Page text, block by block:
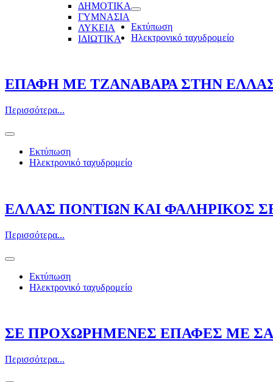
ΔΗΜΟΤΙΚΑ
ΓΥΜΝΑΣΙΑ
ΛΥΚΕΙΑ
ΙΔΙΩΤΙΚΑ
Εκτύπωση
Ηλεκτρονικό ταχυδρομείο
ΕΠΑΦΗ ΜΕ ΤΖΑΝΑΒΑΡΑ ΣΤΗΝ
Περισσότερα...
Εκτύπωση
Ηλεκτρονικό ταχυδρομείο
ΕΛΛΑΣ ΠΟΝΤΙΩΝ ΚΑΙ ΦΑΛΗΡΙΚΟΣ
Περισσότερα...
Εκτύπωση
Ηλεκτρονικό ταχυδρομείο
ΣΕ ΠΡΟΧΩΡΗΜΕΝΕΣ ΕΠΑΦΕΣ ΜΕ
Περισσότερα...